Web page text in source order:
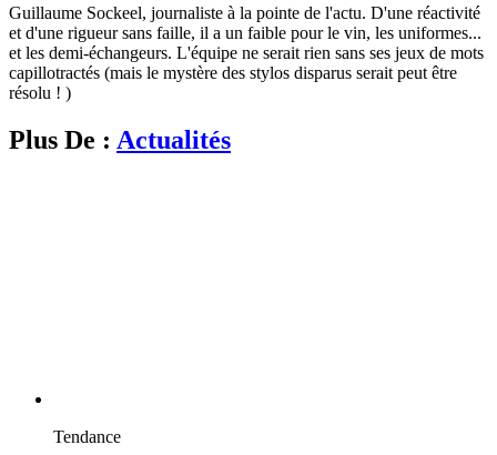
Guillaume Sockeel, journaliste à la pointe de l'actu. D'une réactivité
et d'une rigueur sans faille, il a un faible pour le vin, les uniformes...
et les demi-échangeurs. L'équipe ne serait rien sans ses jeux de mots
capillotractés (mais le mystère des stylos disparus serait peut être
résolu ! )
Plus De : Actualités
Tendance